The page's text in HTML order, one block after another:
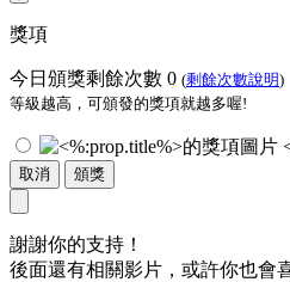
獎項
今日頒獎剩餘次數 0 (剩餘次數說明)
等級越高，可頒發的獎項就越多喔!
取消 頒獎
謝謝你的支持！
後面還有相關影片，或許你也會